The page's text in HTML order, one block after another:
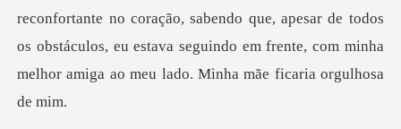
reconfortante no coração, sabendo que, apesar de todos
os obstácu